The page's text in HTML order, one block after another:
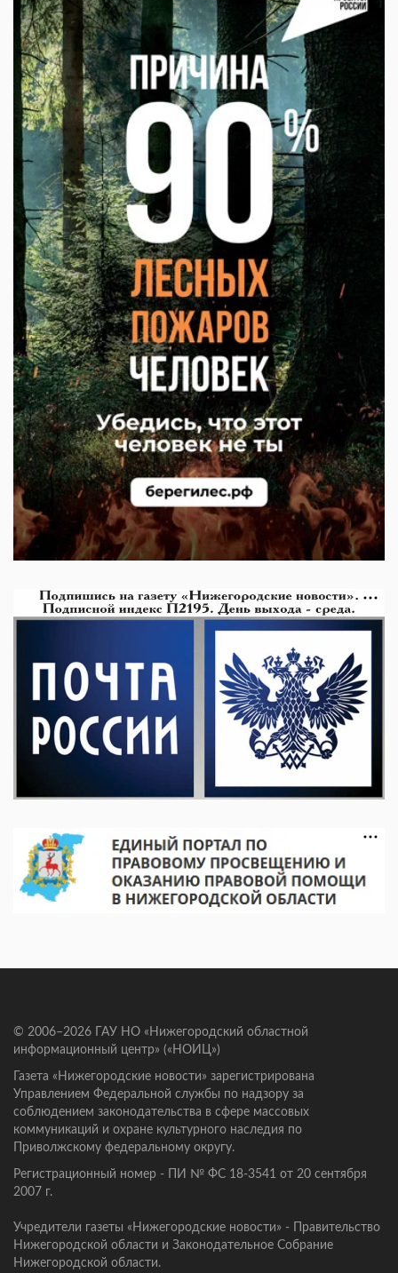
© 2006–2026 ГАУ НО «Нижегородский областной
информационный центр» («НОИЦ»)
Газета «Нижегородские новости» зарегистрирована
Управлением Федеральной службы по надзору за
соблюдением законодательства в сфере массовых
коммуникаций и охране культурного наследия по
Приволжскому федеральному округу.
Регистрационный номер - ПИ № ФС 18-3541 от 20 сентября
2007 г.
Учредители газеты «Нижегородские новости» - Правительство
Нижегородской области и Законодательное Собрание
Нижегородской области.